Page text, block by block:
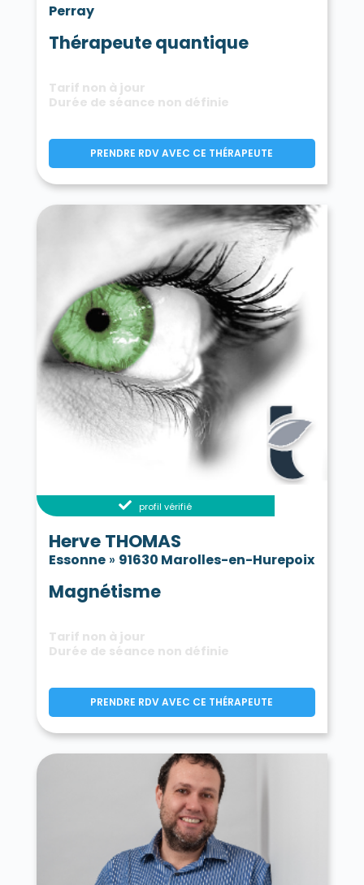
Perray
Thérapeute quantique
Tarif non à jour
Durée de séance non définie
PRENDRE RDV AVEC CE THÉRAPEUTE
profil vérifié
Herve THOMAS
Essonne» 91630 Marolles-en-Hurepoix
Magnétisme
Tarif non à jour
Durée de séance non définie
PRENDRE RDV AVEC CE THÉRAPEUTE